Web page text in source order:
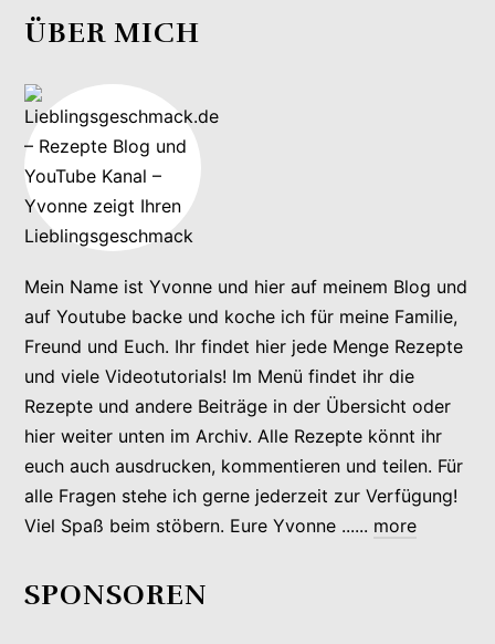
ÜBER MICH
Mein Name ist Yvonne und hier auf meinem Blog und
auf Youtube backe und koche ich für meine Familie,
Freund und Euch. Ihr findet hier jede Menge Rezepte
und viele Videotutorials! Im Menü findet ihr die
Rezepte und andere Beiträge in der Übersicht oder
hier weiter unten im Archiv. Alle Rezepte könnt ihr
euch auch ausdrucken, kommentieren und teilen. Für
alle Fragen stehe ich gerne jederzeit zur Verfügung!
Viel Spaß beim stöbern. Eure Yvonne ...... more
SPONSOREN